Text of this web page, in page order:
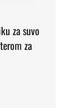
za suvo
za